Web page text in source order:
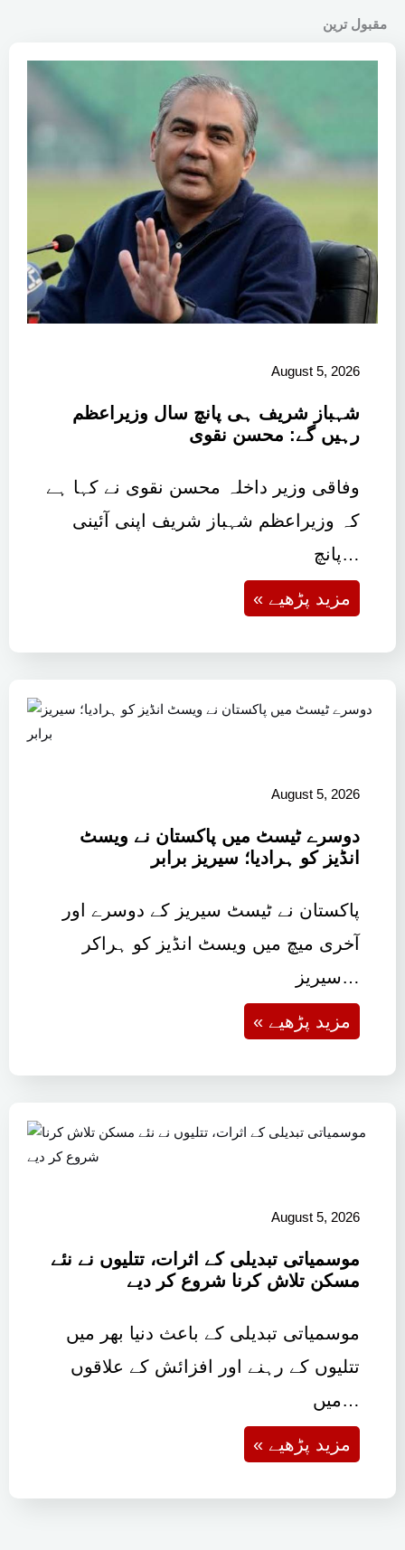
مقبول ترین
August 5, 2026
شہباز شریف ہی پانچ سال وزیراعظم
رہیں گے: محسن نقوی
وفاقی وزیر داخلہ محسن نقوی نے کہا ہے
کہ وزیراعظم شہباز شریف اپنی آئینی
پانچ…
« مزید پڑھیے
August 5, 2026
دوسرے ٹیسٹ میں پاکستان نے ویسٹ
انڈیز کو ہرادیا؛ سیریز برابر
پاکستان نے ٹیسٹ سیریز کے دوسرے اور
آخری میچ میں ویسٹ انڈیز کو ہراکر
سیریز…
« مزید پڑھیے
August 5, 2026
موسمیاتی تبدیلی کے اثرات، تتلیوں نے نئے
مسکن تلاش کرنا شروع کر دیے
موسمیاتی تبدیلی کے باعث دنیا بھر میں
تتلیوں کے رہنے اور افزائش کے علاقوں
میں…
« مزید پڑھیے